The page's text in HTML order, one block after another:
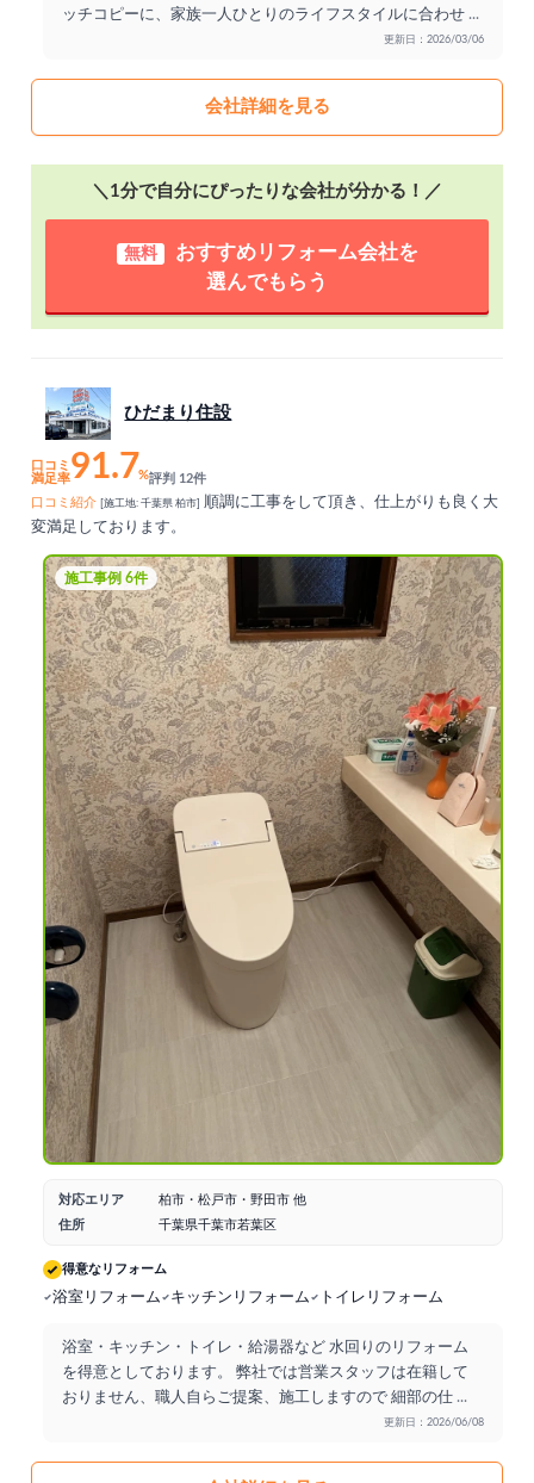
ッチコピーに、家族一人ひとりのライフスタイルに合わせ ...
更新日：2026/03/06
会社詳細を見る
＼1分で自分にぴったりな会社が分かる！／
無料
おすすめリフォーム会社を
選んでもらう
ひだまり住設
口コミ
満足率91.7%評判 12件
口コミ紹介
[施工地: 千葉県 柏市]
順調に工事をして頂き、仕上がりも良く大
変満足しております。
施工事例 6件
対応エリア
柏市・松戸市・野田市 他
住所
千葉県千葉市若葉区
得意なリフォーム
浴室リフォーム キッチンリフォーム トイレリフォーム
浴室・キッチン・トイレ・給湯器など 水回りのリフォーム
を得意としております。 弊社では営業スタッフは在籍して
おりません、職人自らご提案、施工しますので 細部の仕 ...
更新日：2026/06/08